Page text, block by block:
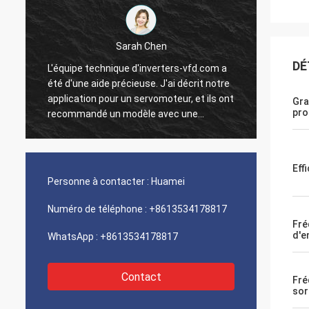
Sarah Chen
L'équipe technique d'inverters-vfd.com a
été d'une aide précieuse. J'ai décrit notre
application pour un servomoteur, et ils ont
recommandé un modèle avec une
réponse dynamique supérieure.
une
Nous
Personne à contacter : Huamei
Numéro de téléphone : +8613534178817
WhatsApp : +8613534178817
Contact